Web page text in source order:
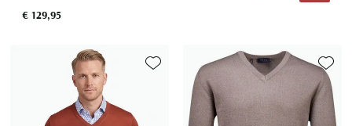
€ 129,95
Toevoegen aan favorieten